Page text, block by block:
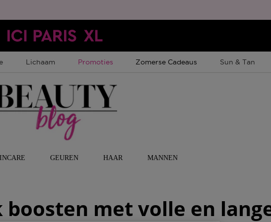
Lichaam Tijdelijke Promotie
Promoties Tijdelijke Promotie
Zomerse Cadeaus Sun & Tan
GEUREN HAAR MANNEN
met volle en